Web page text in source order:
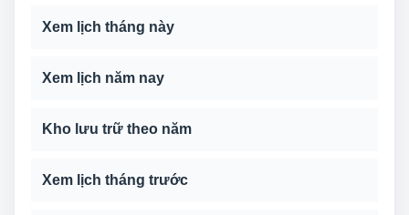
Xem lịch tháng này
Xem lịch năm nay
Kho lưu trữ theo năm
Xem lịch tháng trước